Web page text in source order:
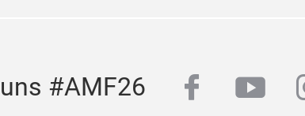
#AMF26 facebook